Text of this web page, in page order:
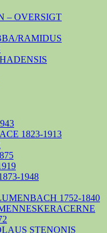
– OVERSIGT
RAMIDUS
1823-1913
1948
1752-1840
STENONIS